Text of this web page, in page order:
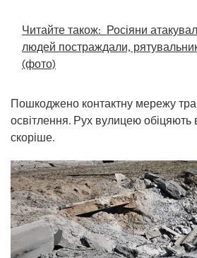
Читайте також: Росіяни
людей постраждали,
(фото)
Пошкоджено контактну мережу
освітлення. Рух вулицею обіцяють
скоріше.